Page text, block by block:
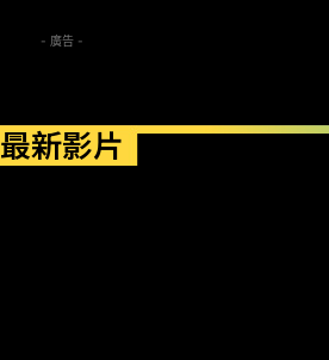
- 廣告 -
最新影片